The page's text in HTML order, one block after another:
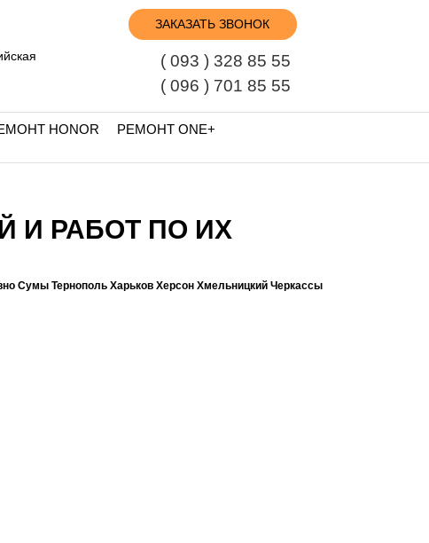
ЗАКАЗАТЬ ЗВОНОК
( 093 ) 328 85 55
( 096 ) 701 85 55
HONOR
РЕМОНТ ONE+
И РАБОТ ПО ИХ
Сумы Тернополь Харьков Херсон Хмельницкий Черкассы